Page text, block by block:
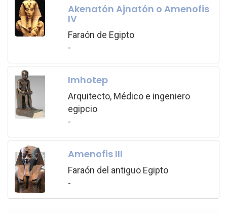
Akenatón Ajnatón o Amenofis
IV
Faraón de Egipto
-
Imhotep
Arquitecto, Médico e ingeniero
egipcio
-
Amenofis III
Faraón del antiguo Egipto
-